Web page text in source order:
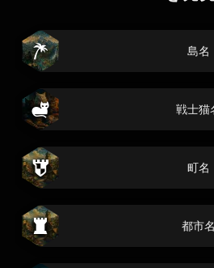
島名
戦士猫
町名
都市名